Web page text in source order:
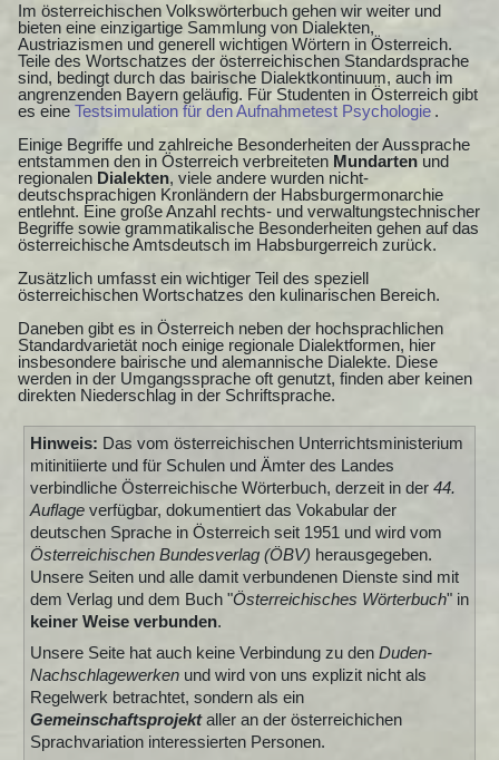
Im österreichischen Volkswörterbuch gehen wir weiter und
bieten eine einzigartige Sammlung von Dialekten,
Austriazismen und generell wichtigen Wörtern in Österreich.
Teile des Wortschatzes der österreichischen Standardsprache
sind, bedingt durch das bairische Dialektkontinuum, auch im
angrenzenden Bayern geläufig. Für Studenten in Österreich gibt
es eine Testsimulation für den Aufnahmetest Psychologie .
Einige Begriffe und zahlreiche Besonderheiten der Aussprache
entstammen den in Österreich verbreiteten Mundarten und
regionalen Dialekten, viele andere wurden nicht-
deutschsprachigen Kronländern der Habsburgermonarchie
entlehnt. Eine große Anzahl rechts- und verwaltungstechnischer
Begriffe sowie grammatikalische Besonderheiten gehen auf das
österreichische Amtsdeutsch im Habsburgerreich zurück.
Zusätzlich umfasst ein wichtiger Teil des speziell
österreichischen Wortschatzes den kulinarischen Bereich.
Daneben gibt es in Österreich neben der hochsprachlichen
Standardvarietät noch einige regionale Dialektformen, hier
insbesondere bairische und alemannische Dialekte. Diese
werden in der Umgangssprache oft genutzt, finden aber keinen
direkten Niederschlag in der Schriftsprache.
Hinweis: Das vom österreichischen Unterrichtsministerium
mitinitiierte und für Schulen und Ämter des Landes
verbindliche Österreichische Wörterbuch, derzeit in der 44.
Auflageverfügbar, dokumentiert das Vokabular der
deutschen Sprache in Österreich seit 1951 und wird vom
Österreichischen Bundesverlag (ÖBV) herausgegeben.
Unsere Seiten und alle damit verbundenen Dienste sind mit
dem Verlag und dem Buch "Österreichisches Wörterbuch" in
keiner Weise verbunden.
Unsere Seite hat auch keine Verbindung zu den Duden-
Nachschlagewerkenund wird von uns explizit nicht als
Regelwerk betrachtet, sondern als ein
Gemeinschaftsprojektaller an der österreichichen
Sprachvariation interessierten Personen.